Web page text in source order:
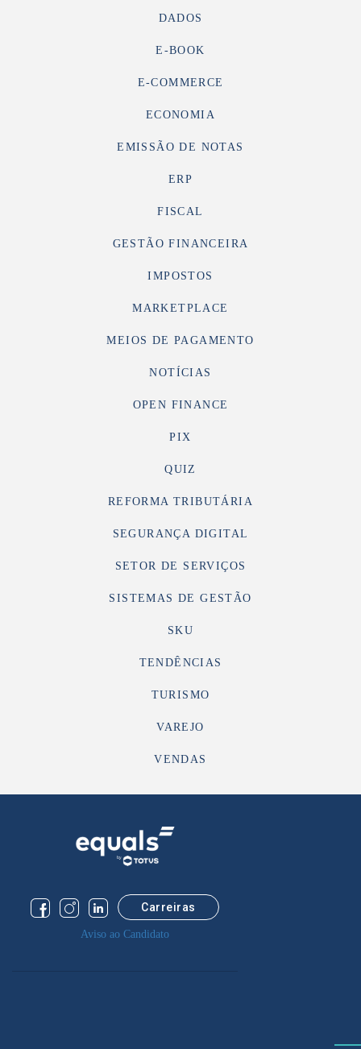
DADOS
E-BOOK
E-COMMERCE
ECONOMIA
EMISSÃO DE NOTAS
ERP
FISCAL
GESTÃO FINANCEIRA
IMPOSTOS
MARKETPLACE
MEIOS DE PAGAMENTO
NOTÍCIAS
OPEN FINANCE
PIX
QUIZ
REFORMA TRIBUTÁRIA
SEGURANÇA DIGITAL
SETOR DE SERVIÇOS
SISTEMAS DE GESTÃO
SKU
TENDÊNCIAS
TURISMO
VAREJO
VENDAS
Carreiras
Aviso ao Candidato